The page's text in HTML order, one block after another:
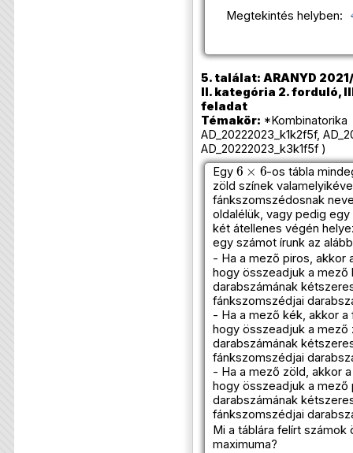
Megtekintés helyben:
5. találat: ARANYD
II. kategória 2. forduló,
feladat
Témakör:
AD_20222023_k1k2f5f,
AD_20222023_k3k1f5f )
Egy
6×6
-os tábla
zöld színek
fánkszomszédosnak
oldalélük, vagy pedig
két átellenes végén
egy számot írunk az
- Ha a mező piros, akkor
hogy összeadjuk a
darabszámának
fánkszomszédjai
- Ha a mező kék, akkor
hogy összeadjuk a
darabszámának
fánkszomszédjai
- Ha a mező zöld, akkor
hogy összeadjuk a
darabszámának
fánkszomszédjai
Mi a táblára felírt
maximuma?